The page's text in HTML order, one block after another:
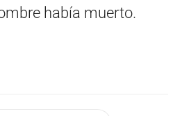
había muerto.